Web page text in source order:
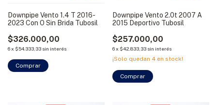
Downpipe Vento 1.4 T 2016-
2023 Con O Sin Brida Tubosil
$326.000,00
6x $54.333,33 sin interés
Comprar
Downpipe Vento 2.0t 2007 A
2015 Deportivo Tubosil
$257.000,00
6x $42.833,33 sin interés
¡Solo quedan 4 en stock!